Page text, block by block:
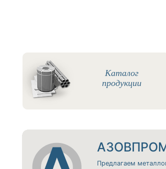
Каталог
продукции
Предлагаем